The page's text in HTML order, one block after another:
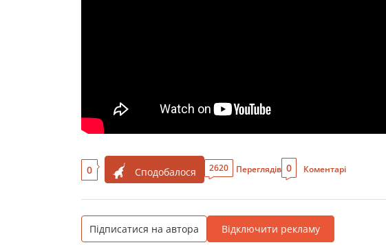
0 Сподобалося 2620 Переглядів 0 Коментарі
Підписатися на автора Відключити рекламу